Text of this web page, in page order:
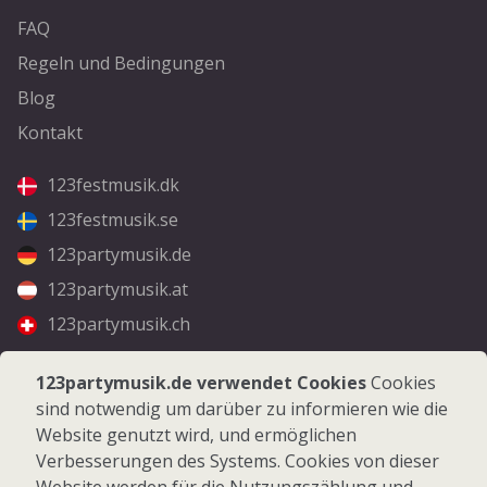
FAQ
Regeln und Bedingungen
Blog
Kontakt
123festmusik.dk
123festmusik.se
123partymusik.de
123partymusik.at
123partymusik.ch
Folgen Sie uns
Facebook
Instagram
123partymusik.de verwendet CookiesCookies
sind notwendig um darüber zu informieren wie die
Website genutzt wird, und ermöglichen
Verbesserungen des Systems. Cookies von dieser